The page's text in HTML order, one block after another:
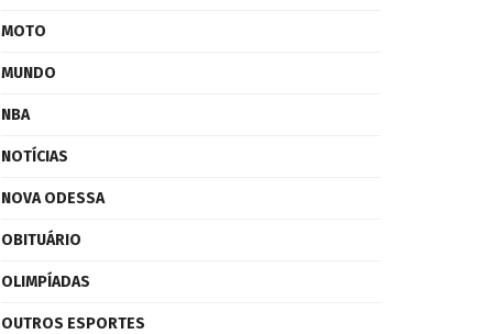
MOTO
MUNDO
NBA
NOTÍCIAS
NOVA ODESSA
OBITUÁRIO
OLIMPÍADAS
OUTROS ESPORTES